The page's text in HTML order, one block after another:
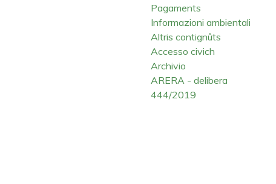
Pagaments
Informazioni ambientali
Altris contignûts
Accesso civich
Archivio
ARERA - delibera
444/2019